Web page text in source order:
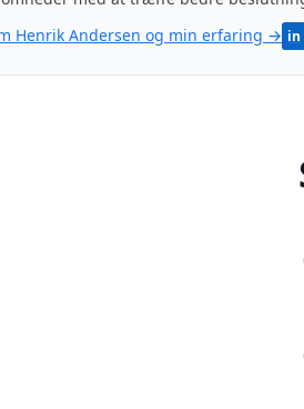
Henrik Andersen og min erfaring →